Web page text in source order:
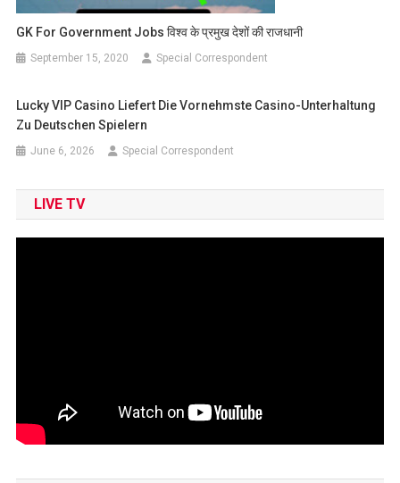
GK For Government Jobs विश्व के प्रमुख देशों की राजधानी
September 15, 2020 Special Correspondent
Lucky VIP Casino Liefert Die Vornehmste Casino-Unterhaltung
Zu Deutschen Spielern
June 6, 2026 Special Correspondent
LIVE TV